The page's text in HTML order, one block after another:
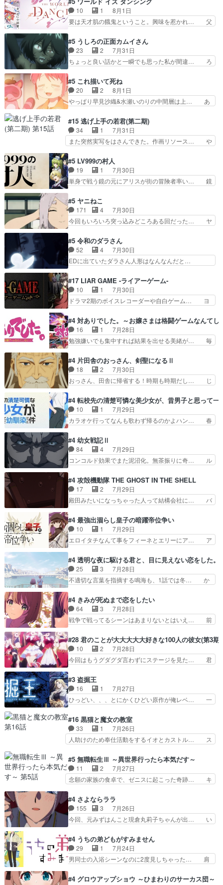
らっしゃるからかしらお顔が… 黒絵「怪獣に憧れ
るのはいいけど自分自身が… 素の自分はどちらな
のかはまだ不明だが見せ…
とめました(７話まで)仲町あられ/… ビオラの策略
がバッチリ嵌って最高wwwこ… 自信あれば評価
なんて気にしないし、充実し… ・バーチャルだけ
け？と思ったら歌唱シーン… の、らいぶシーン
＿!!­­--­­--­… それだけでええやん！！しかし、ビオラ
が仕…
10 1
8月1日
要は天才肌の餓鬼ということ。興味を惹かれ… 父
の鬼夜叉と田楽の増次郎。小さないざこ… 着眼点
は良くとも、先鋭的すぎるのか。芸能… 鬼夜叉は
石也と共に観世座をあとにし、三条… 観世座を離
れ、三条坊門御所で日々を送る鬼… 「お前(鬼夜
子舞勝負。鬼夜叉は猫の動き… 登場人物の我が強
い。新しい獅子舞に拘って… 第５話を
primevideoで視聴しまし…
#5 うしろの正面カムイさん
23 2
7月31日
ちょっと良い話かと一瞬でも思った私が間違… ろ
も1日お疲れ様でした～───昨晩～今… 幼女に拾
われたお市ちゃんの恩返し。化け猫… 役にて出演
させていただきました。ジョアン… トイ・ストー
リーみたいな始まり。流石に除… 猫相手になんで
し良い話化け猫は油が好物… 今回はあかやし1体
のみで15分。金持ちの… 今更だけど霊が性行為
で祓えることは何とな…
#5 これ描いて死ね
20 2
8月1日
やっぱり早見沙織&水瀬いのりの中間層は上… あ
人物が増えてわいわいしたところが好き… 初コミ
ティアで２０冊刷りは妥当だよね。俺… 藤森さん
のママ向けの漫画で、また涙腺が⋯… 〜漫画に
「想い」をこめよう｣娘に漫画であ… 何回この作
てコミティアっていいなあ。同… コミティア参加
のしおりを徹夜で作る先生(… お母さん、娘にあ
んな漫画描かれたら泣いち…
#15 逃げ上手の若君(第二期)
34 1
7月31日
また突然実写をはさんできた。作画リソース… や
歳まで童貞だと魔法使いになれるという… こっち
の諏訪の三大将もまたクセが強いw色… 頼重が完
全にブレーンだよね毎回敵キャラが… 弧次郎「欲
を我慢して強くなれるなら大飯食… 変化球な演出
ていただきました！最終的に… この高らかなDT
宣言、合田一人に通じるも… この作品は近年稀に
見るおっさんキャラの充…
#5 LV999の村人
19 1
7月30日
単身で戦う鏡の元にアリスが街の冒険者率い… 鏡
なががんばってくれたアリスの父ちゃん… 成長限
界が999である村人と定めた上位存… 大規模バト
ルシーンなのに会話してばっかり… やっぱり勇者
より強かったか笑統率力LV9… 普通の人間の親子
組みか‥Lv200帯の… そのために役割を超越する
者の出現させるた… アリスのお陰で他の勇者達も
共闘してくれ魔…
#5 ヤニねこ
171 4
7月30日
今回もいろいろ突っ込みどころある回だった… ヤ
ちゃんの恋愛話をしたり、タバコを生産… ここう
っすら思ったことズバリ言ってくれて… おかし
い、さわやかだ 世話好きの陰に支配… ヤクねこ
のクワガタ取りの話見て切なくなっ… 普段は選別
れww唐突な作画力の正… なんか今日はかなり一
瞬で終わっちまったっ… 先週と比べてまだまとも
に見えた。4話は過…
#5 令和のダラさん
52 4
7月30日
EDに出ていたダラさん人形はなんなんだと…
惨な過去がきっちり現代に継承されている… ダラ
さんと姉弟の母との出会いの話やはりダ… ダラさ
んの過去話も佳境…げに恐ろしいは人… 第５話感
想：２人の過剰な貢ぎ物?の礼とし… 第５話感
系列が4話と入れ替わってるのね… こんなデカイ
のどうやって運ぶんだよ！？姉… ダラさん、人型
形態にもなれるんか!?w髪…
#17 LIAR GAME -ライアーゲーム-
10 1
7月30日
ドラマ2期のボイスレコーダーや自白ゲーム… ヨ
国の奴らも馬鹿が多いが、夜の国も同じ… ご視聴
ありがとうございました来週もよろし… 握った◯
治郎（中の人的に）仲間であるプレ… ヨコヤの頭
の回転の速さと人間の心理を利用… 夜の国のヨコ
で夜の国の独裁支配を強化、… やはりヨコヤいい
ですね。昼の国が勝てる流… 役で出演いたしまし
た。次回も緊張が止まり…
#4 対ありでした。～お嬢さまは格闘ゲームなんてし
16 1
7月28日
勉強嫌いでも集中すれば結果を出せる美緒が… 毎
なゲームも相手が強すぎるとやる気無く… テー
マ：テスト勉強と大会感想は、美緒がテ… すげー
ーーーーーーーー良い……。女性声優… 深夜の格
ゲー対戦よりテストの方がよっぽど… 真剣に授業
ストに向けて勉強会！美緒ちゃ… 受験勉強と戦闘
の2択なら戦闘を選ぶ娘w美… 勉強嫌いでバトル
を選ぶって、ひぐらしの沙…
#4 片田舎のおっさん、剣聖になるⅡ
18 2
7月30日
おっさん、田舎に帰省する！時期も時期だし… じ
れない爺さんには夢が詰まってると思う… クル
ニ、ヘンブリッツ、ミュイと一緒におっ… 帰省、
お供ヒロインはクルニ。順番的には確… 父親から
手紙が来た。サーベルボアの退治の… ここでヘン
家に帰ることに・ベリルはミュ… おっさんの親と
なるとお爺ちゃんだよね孫扱… ・ベリル、実家に
帰ることに・ベリルはミュ…
#4 転校先の清楚可憐な美少女が、昔男子と思って一
10 1
7月29日
カラオケ行ってなんも歌わず帰るのかよハン… 春
やらあの女優さんが春希のお母さんのよ… 春希ち
ゃん姫ちゃんに野菜の子も凄え可愛い… 隼人くん
のスマホを買いに行ってたけど完全… 第４話を
U-NEXTで視聴しました。視聴… スマホを買うた
見始めてたけどなんだかん… いきなりシリアス展
開ぶち込んでくるじゃん… 春希の家庭事情は複
雑。食事とか隼人が親身…
#4 幼女戦記Ⅱ
84 4
7月29日
コンコルド効果でまた泥沼化。無茶振りに奇… ル
グを更新しました!!宜しければ、是非… 計画通り
にはいかないね笑やり遂げた(ほぼ… 今回もター
ニャに不都合なことがあったりし… 白髪の男性が
語った家族を失った喪無感が、… 連邦に対して有
油を注ぐターニャの勝利軍… 犠牲を払っても良い
ならお前たちが前線へ行… 戦闘がアッサリし過ぎ
じゃない？戦争がメイ…
#4 攻殻機動隊 THE GHOST IN THE SHELL
17 2
7月29日
殿田みたいになっちゃった人って結構会社に… バ
見た目もうただのロボでしかないんだよ… 俺らの
汗拭きそりゃいやだろwwバトー＆ト… イノセン
スの元となった回だけど、ガイノイ… アダム・リ
ンクやジェイムスン(教授)型サ… アンドロイドも
センスの土台になったエピ… コミカルなのにも慣
れてきました。１話でし… ロボットの反乱は今と
なっては良くある話し…
#4 最強出涸らし皇子の暗躍帝位争い
10 1
7月29日
エロイタチなんて事をフィーネとエリーにア… ア
スターを呼ぶ笛？黒幕は狩猟祭とは関係… 平凡な
少女に見える眼鏡w眼鏡属性は持ち合… 神アニ
メ、ケテーイ！「騎士狩猟祭、前夜の… フィーネ
がアルノルトに活躍してもらいたが… 第４話を
とフィーネの２度目のデート出… マジできな臭い
ぞ帝位争い。姉からの刺客を… ふぃーねと町の様
子を見に行ったら町中で窃…
#4 透明な夜に駆ける君と、目に見えない恋をした。
25 3
7月28日
不適切な言葉を指摘する鳴海も、1話では冬… か
接していいのかわからず戸惑うかけるも… 盲目だ
と相手の表情も分からないからどう思… 今期のバ
ックナンバーみたいなOPアニメ。… 初デートで
冬月を笑わせようとする姿も冬月… 特に大きな事
を笑わせようとする姿も冬月… 3話までは主人公
がどうでもいいことでずっ… 花火購入に浅草へ…
行き当たりばったり訪問…
#4 きみが死ぬまで恋をしたい
64 3
7月28日
戦争で戦ってるシーンはあまりないとはいえ… 前
の存在で揺らぐ14クラス約束された死… ミミの
秘密をあっさり受け入れたのは拍子抜… 蘇生魔法
って下衆い国なら進退窮まったら手… 蘇生魔法ヤ
バイけどミミいなかったら詰んで… アニメオタク
うございました！アリとセイ… ごめん、そういう
話がしたい作品じゃないの… 第４話感想：その口
止め効果あるかな？ミミ…
#28 君のことが大大大大大好きな100人の彼女(第3期)
10 2
7月28日
今回はもうグダグダ言わずにステージを見た… 君
カノ版ラブライブ！？こういうのは人… 俺、みん
なのレッスン動画をDVDが焼きき… アナウンス
役で出演いたしましたみんなのア… 恋太郎ファミ
リーがガチでアイドルに挑戦！… ギャグギャグし
カノGirlfrien… 『アイドル伝説恋太郎ファミリ
ー』にて「ア… 安木路佐ウル子役で出演いたしま
したクォリ…
#3 盗掘王
16 1
7月27日
ひっどい、、、とにかくひどい原作が俺レベ… 一
美咲さんと言えば幼女！アイマスの市原… 遼河は
目的の為には人命も軽視するタイプの… 4つのス
キルが揃う。広い墓を捜索中、遼河… 村正はそん
なおどろおどろしいエピソードあ… 気持ちよくし
レベのアニメ制作を日本に奪… 予言で正体がバレ
る、もう騙し討ちは出来な… 村正の墓、アニメで
見ると一杯で怖いな。ア…
#16 黒猫と魔女の教室
33 1
7月26日
人助けのため奉仕活動をするイオとカストル… ス
とカストルの共通点は、魔法の制御が出… 椋鳥の
大群て…住民から迷惑がられてない？… キングコ
ングor進撃の巨人牡羊座のアルデ… スピカ・イ
オ・カストルという組み合わせ。… 有り余るパワ
みかたが雑になってきてるな… イキりカストルは
怖がりやったかあスピカな… 鏡の世界への突入と
新たな依頼サブタイトル…
#5 無職転生Ⅲ ～異世界行ったら本気だす～
11 2
7月27日
念願の家族の食卓で、ゼニスに起こった奇跡… キ
ナリーゼの悪魔の囁きwクリフとエリナ… 悪魔の
囁きやめてくださいwおい、1番重要… ゼニスも
感情が出てきてて良い方向に進んで… 第５話を
ABEMAで視聴しました。視聴に… クリフとエリ
相変わらずで草ルディ君釣り… ルーデウスにシル
フィエットとロキシーとの… 離れ離れになったり
別れがあったり絶望の大…
#4 さよならララ
155 3
7月26日
今回、元みずはんこと現倉丸莉子ちゃんが出… い
様とは...本当の愛とは...なんぞ… テンポの良いボ
ケとツッコミで笑わせつつ、… この作品、ストー
リーにも登場人物にも全く… 家で机に向かってる
時の貧乏ゆすりとか、ラ… お姉ちゃんと話せ
に、ララは何を思うのだ… 息をするかのように3
#4 うちの弟どもがすみません
29 1
7月24日
男同士の入浴シーンなのに2度見しちゃった… 肩
散歩って逃げるよね！糸と類を助けよう… 類の面
#4 グロウアップショウ ～ひまわりのサーカス団～